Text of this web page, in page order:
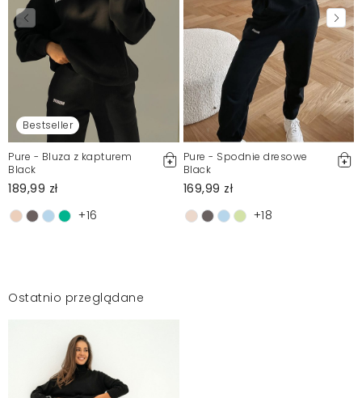
Bestseller
Pure - Bluza z kapturem
Black
189,99 zł
+16
Pure - Spodnie dresowe
Black
169,99 zł
+18
Ostatnio przeglądane